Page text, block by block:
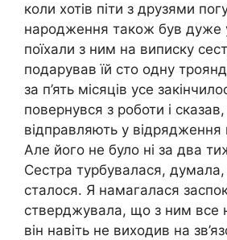
коли хотів піти з друзями
народження також був дуже
поїхали з ним на виписку
подарував їй сто одну
за п’ять місяців усе
повернувся з роботи і
відправляють у
Але його не було ні за два
Сестра турбувалася,
сталося. Я намагалася
стверджувала, що з ним все
він навіть не виходив на